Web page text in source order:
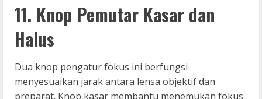
11. Knop Pemutar Kasar dan
Halus
Dua knop pengatur fokus ini berfungsi
menyesuaikan jarak antara lensa objektif dan
preparat. Knop kasar membantu menemukan fokus